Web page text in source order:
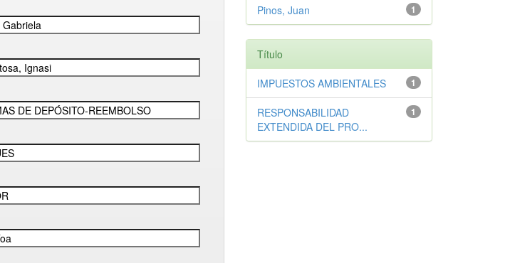
1
Pinos, Juan
Título
1
IMPUESTOS AMBIENTALES
1
RESPONSABILIDAD
EXTENDIDA DEL PRO...